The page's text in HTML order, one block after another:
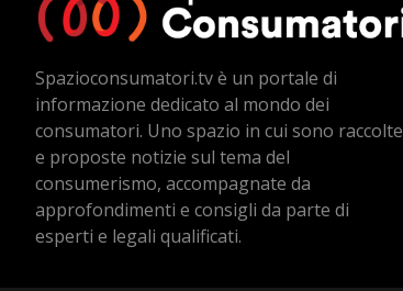
Spazioconsumatori.tv è un portale di
informazione dedicato al mondo dei
consumatori. Uno spazio in cui sono raccolte
e proposte notizie sul tema del
consumerismo, accompagnate da
approfondimenti e consigli da parte di
esperti e legali qualificati.